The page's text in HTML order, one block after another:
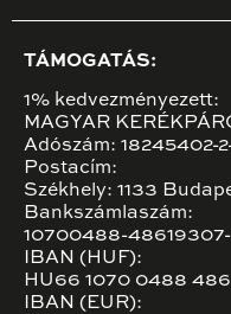
TÁMOGATÁS:
1% kedvezményezett:
MAGYAR
Adószám: 18245402-
Postacím:
Székhely: 1133
Bankszámlaszám:
10700488-
IBAN (HUF):
HU66 1070 0488
IBAN (EUR):